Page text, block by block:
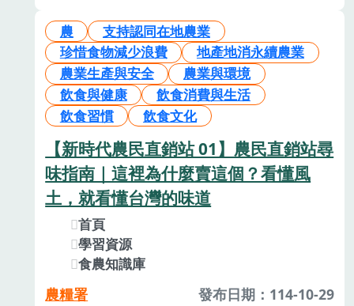
農
支持認同在地農業
珍惜食物減少浪費
地產地消永續農業
農業生產與安全
農業與環境
飲食與健康
飲食消費與生活
飲食習慣
飲食文化
【新時代農民直銷站 01】農民直銷站尋
味指南｜這裡為什麼賣這個？看懂風
土，就看懂台灣的味道
首頁
學習資源
食農知識庫
農糧署
發布日期：114-10-29